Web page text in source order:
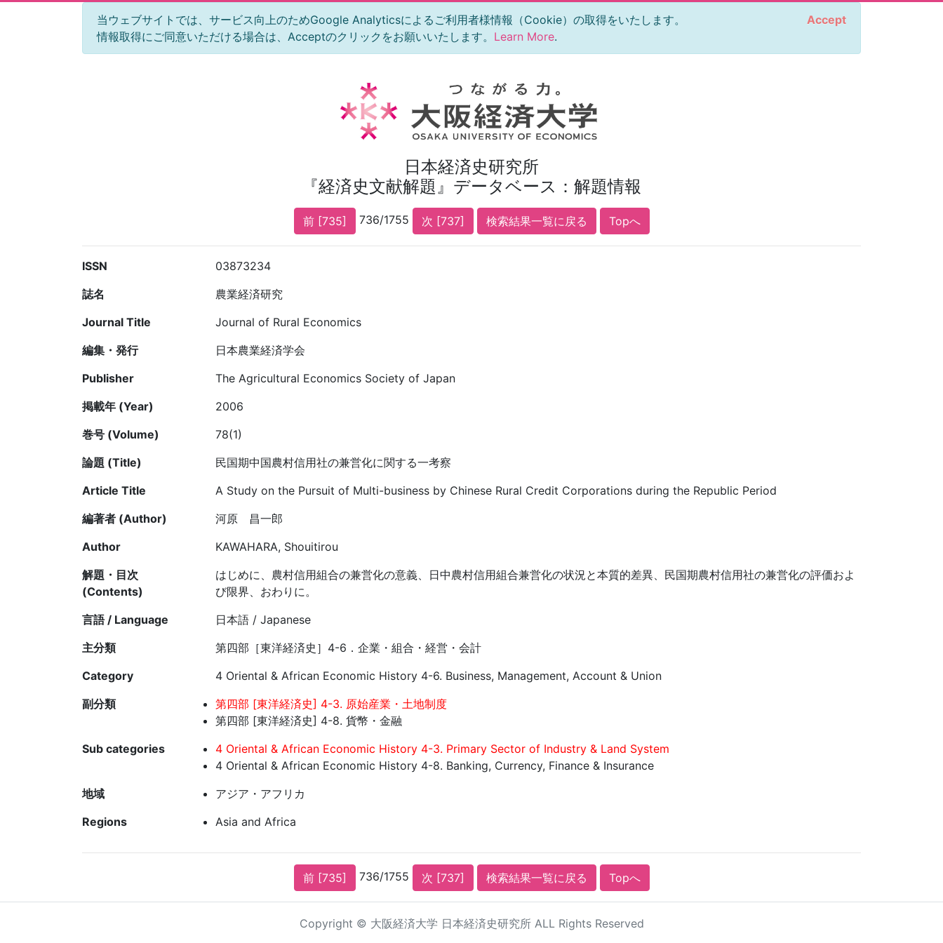
当ウェブサイトでは、サービス向上のためGoogle Analyticsによるご利用者様情報（Cookie）の取得をいたします。
情報取得にご同意いただける場合は、Acceptのクリックをお願いいたします。 Learn More.
Accept
日本経済史研究所
『経済史文献解題』データベース：解題情報
前 [735] 736/1755 次 [737] 検索結果一覧に戻る Topへ
ISSN
03873234
誌名
農業経済研究
Journal Title
Journal of Rural Economics
編集・発行
日本農業経済学会
Publisher
The Agricultural Economics Society of Japan
掲載年 (Year)
2006
巻号 (Volume)
78(1)
論題 (Title)
民国期中国農村信用社の兼営化に関する一考察
Article Title
A Study on the Pursuit of Multi-business by Chinese Rural Credit Corporations during the Republic Period
編著者 (Author)
河原 昌一郎
Author
KAWAHARA, Shouitirou
解題・目次
(Contents)
はじめに、農村信用組合の兼営化の意義、日中農村信用組合兼営化の状況と本質的差異、民国期農村信用社の兼営化の評価およ
び限界、おわりに。
言語 / Language
日本語 / Japanese
主分類
第四部［東洋経済史］4-6．企業・組合・経営・会計
Category
4 Oriental & African Economic History 4-6. Business, Management, Account & Union
副分類
第四部 [東洋経済史] 4-3. 原始産業・土地制度
第四部 [東洋経済史] 4-8. 貨幣・金融
Sub categories
4 Oriental & African Economic History 4-3. Primary Sector of Industry & Land System
4 Oriental & African Economic History 4-8. Banking, Currency, Finance & Insurance
地域
アジア・アフリカ
Regions
Asia and Africa
前 [735] 736/1755 次 [737] 検索結果一覧に戻る Topへ
Copyright © 大阪経済大学 日本経済史研究所 ALL Rights Reserved